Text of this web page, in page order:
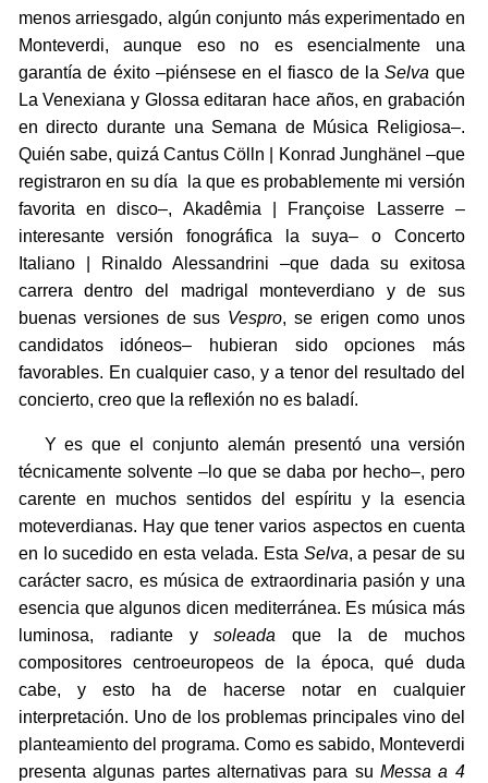
menos arriesgado, algún conjunto más experimentado en
Monteverdi, aunque eso no es esencialmente una
garantía de éxito –piénsese en el fiasco de laSelva que
La Venexiana y Glossa editaran hace años, en grabación
en directo durante una Semana de Música Religiosa–.
Quién sabe, quizá Cantus Cölln | Konrad Junghänel –que
registraron en su día la que es probablemente mi versión
favorita en disco–, Akadêmia | Françoise Lasserre –
interesante versión fonográfica la suya– o Concerto
Italiano | Rinaldo Alessandrini –que dada su exitosa
carrera dentro del madrigal monteverdiano y de sus
buenas versiones de sus Vespro, se erigen como unos
candidatos idóneos– hubieran sido opciones más
favorables. En cualquier caso, y a tenor del resultado del
concierto, creo que la reflexión no es baladí.
Y es que el conjunto alemán presentó una versión
técnicamente solvente –lo que se daba por hecho–, pero
carente en muchos sentidos del espíritu y la esencia
moteverdianas. Hay que tener varios aspectos en cuenta
en lo sucedido en esta velada. Esta Selva, a pesar de su
carácter sacro, es música de extraordinaria pasión y una
esencia que algunos dicen mediterránea. Es música más
luminosa, radiante ysoleada que la de muchos
compositores centroeuropeos de la época, qué duda
cabe, y esto ha de hacerse notar en cualquier
interpretación. Uno de los problemas principales vino del
planteamiento del programa. Como es sabido, Monteverdi
presenta algunas partes alternativas para suMessa a 4